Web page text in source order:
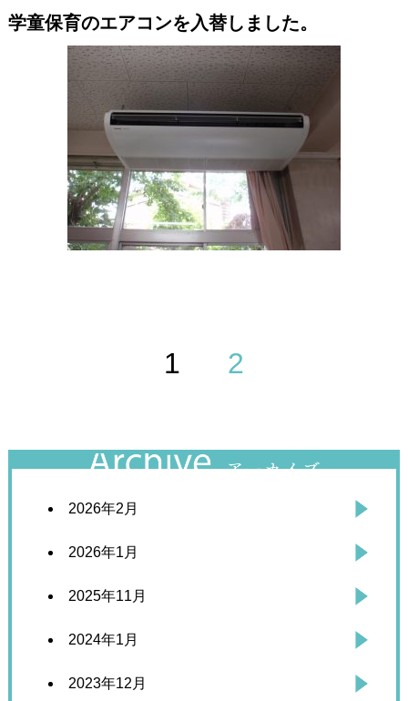
学童保育のエアコンを入替しました。
1 2
2026年2月
2026年1月
2025年11月
2024年1月
2023年12月